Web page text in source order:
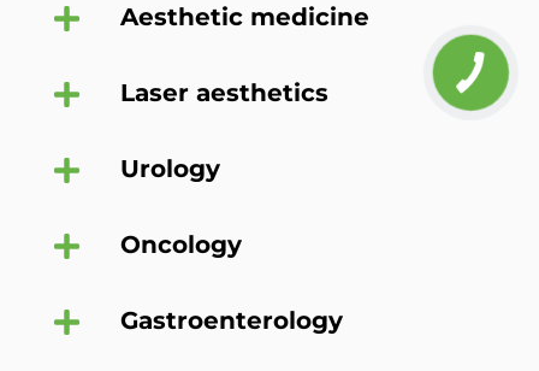
Aesthetic medicine
Laser aesthetics
Urology
Oncology
Gastroenterology